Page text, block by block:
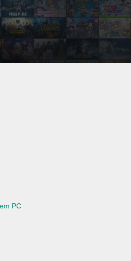
Sie MEmu, um
Werbung
PC zu nutzen
PC